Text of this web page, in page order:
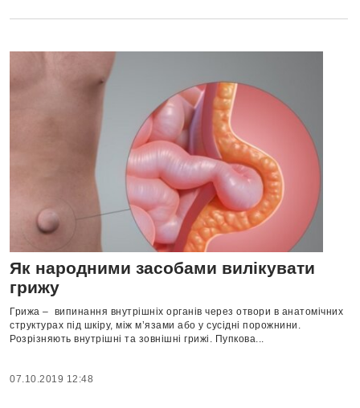
Як народними засобами вилікувати
грижу
Грижа – випинання внутрішніх органів через отвори в анатомічних
структурах під шкіру, між м’язами або у сусідні порожнини.
Розрізняють внутрішні та зовнішні грижі. Пупкова...
07.10.2019 12:48